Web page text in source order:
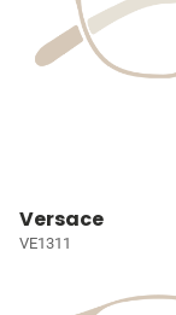
Versace
VE1311